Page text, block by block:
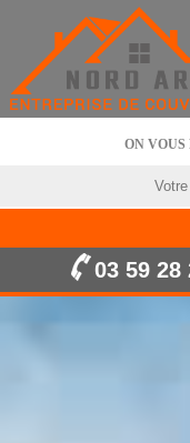
ON
03 59 28